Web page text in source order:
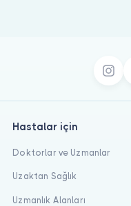
Hastalar için
Doktorlar ve Uzmanlar
Uzaktan Sağlık
Uzmanlık Alanları